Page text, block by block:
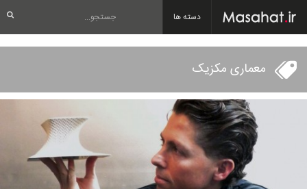
دسته ها
معماری مکزیک